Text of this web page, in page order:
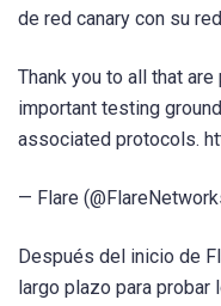
de red canary con su
Thank you to all that
important testing
associated protocols.
— Flare
Después del inicio de
largo plazo para